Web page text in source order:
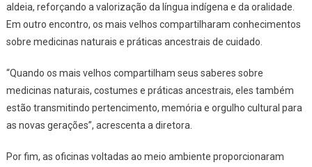
aldeia, reforçando a valorização da língua indígena e da oralidade.
Em outro encontro, os mais velhos compartilharam conhecimentos
sobre medicinas naturais e práticas ancestrais de cuidado.
“Quando os mais velhos compartilham seus saberes sobre
medicinas naturais, costumes e práticas ancestrais, eles também
estão transmitindo pertencimento, memória e orgulho cultural para
as novas gerações”, acrescenta a diretora.
Por fim, as oficinas voltadas ao meio ambiente proporcionaram